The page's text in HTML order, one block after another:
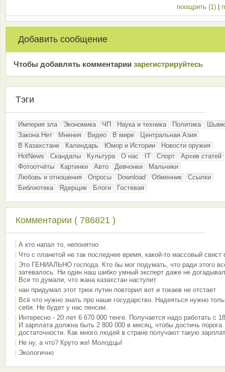
поощрить (1)
Добавить сообщение
Чтобы добавлять комментарии зарeгиcтрирyйтeсь
Тэги
Империя зла Экономика ЧП Наука и техника Политика
Закона.Нет
Мнения Видео В мире
Центральная Азия
В Казахстане
Календарь Юмор и Истории
Новости оружия
HotNews
Скандалы Культура О нас IT Спорт
Архив статей
Фотоотчёты
Картинки Авто Девчонки
Мальчики
Любовь и отношения
Опросы Download Обменник
Ссылки
Библиотека
Ядерщик Блоги Гостевая
Комментарии ( 786821 )
А кто напал то, непонятно
Что с планетой не так последнее время, какой-то массовый свист
Это ГЕНИАЛЬНО господа. Кто бы мог подумать, что ради этого
затевалось. Ни один наш шибко умный эксперт даже не
Все то думали, что жана казахстан наступит
нан придумал этот трюк путин повторил вот и токаев не отстает
Всё что нужно знать про наше государство. Надеяться нужно
себя. Не будет у нас пенсии.
Интересно - 20 лет 6 670 000 тенге. Получается надо работать с
И зарплата должна быть 2 800 000 в месяц, чтобы достичь порога
достаточности. Как много людей в стране получают такую
Не ну, а что? Круто же! Молодцы!
Экологично